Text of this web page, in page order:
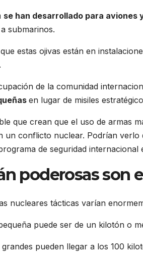
se han desarrollado para aviones
submarinos.
estas ojivas están en
de la comunidad
en lugar de misiles
que crean que el uso de armas
un conflicto nuclear. Podrían verlo
de seguridad
poderosas son
nucleares tácticas varían
puede ser de un kilotón o
grandes pueden llegar a los 100